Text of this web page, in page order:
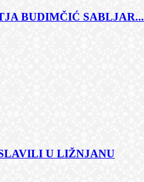
BUDIMČIĆ SABLJAR...
U LIŽNJANU